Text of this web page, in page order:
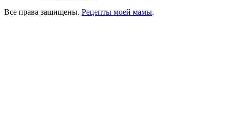
Все права защищены. Рецепты моей мамы.